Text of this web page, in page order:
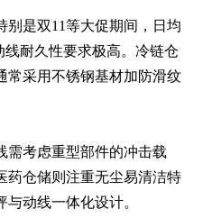
别是双11等大促期间，日均
耐久性要求极高。冷链仓
常采用不锈钢基材加防滑纹
需考虑重型部件的冲击载
药仓储则注重无尘易清洁特
动线一体化设计。